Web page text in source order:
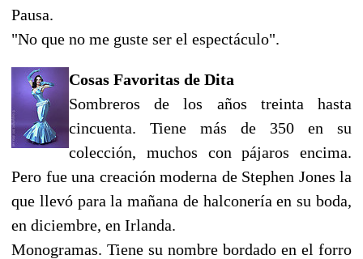
Pausa.
"No que no me guste ser el espectáculo".
Cosas Favoritas de Dita
Sombreros de los años treinta hasta
cincuenta. Tiene más de 350 en su
colección, muchos con pájaros encima.
Pero fue una creación moderna de Stephen Jones la
que llevó para la mañana de halconería en su boda,
en diciembre, en Irlanda.
Monogramas. Tiene su nombre bordado en el forro